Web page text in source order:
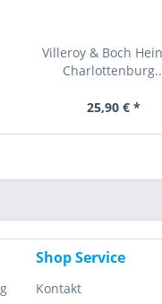
Villeroy & Boch
25,90 € *
Shop Service
Kontakt